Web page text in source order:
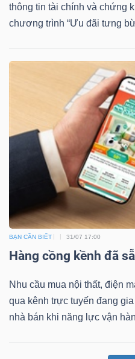
thông tin tài chính và chứng
chương trình “Ưu đãi tưng
BẠN CẦN BIẾT 31/07 17:00
Hàng cồng kềnh đã
Nhu cầu mua nội thất, điện
qua kênh trực tuyến đang
nhà bán khi năng lực vận